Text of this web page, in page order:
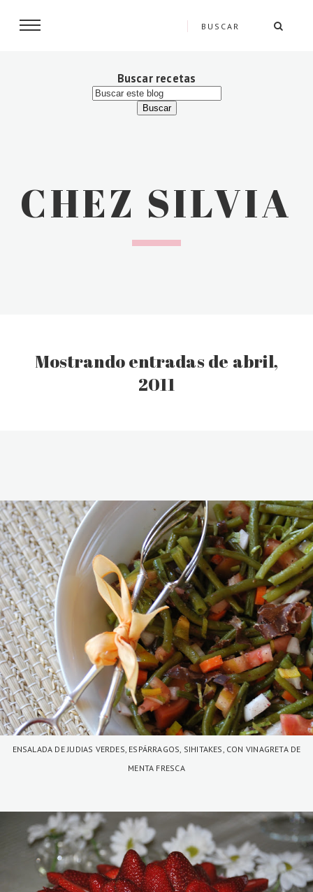
Buscar recetas
CHEZ SILVIA
Mostrando entradas de abril,
2011
ENSALADA DE JUDIAS VERDES, ESPÁRRAGOS, SIHITAKES, CON VINAGRETA DE
MENTA FRESCA